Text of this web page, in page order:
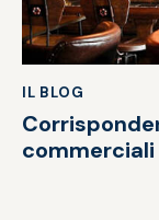
IL BLOG